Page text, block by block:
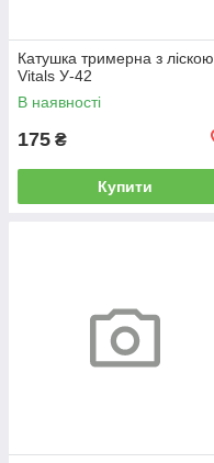
Катушка тримерна з ліскою
Vitals У-42
В наявності
175 ₴
Купити